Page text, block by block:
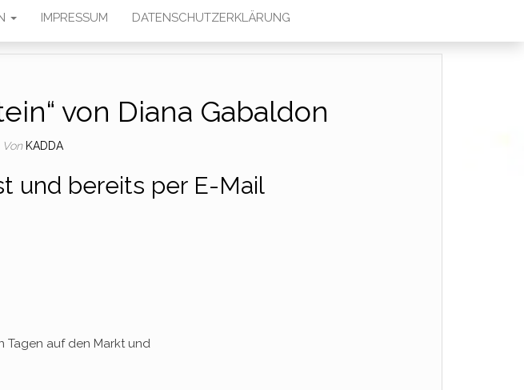
IMPRESSUM DATENSCHUTZERKLÄRUNG
von Diana Gabaldon
Von KADDA
und bereits per E-Mail
Tagen auf den Markt und